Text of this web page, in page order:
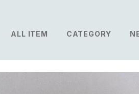
ALL ITEM CATEGORY